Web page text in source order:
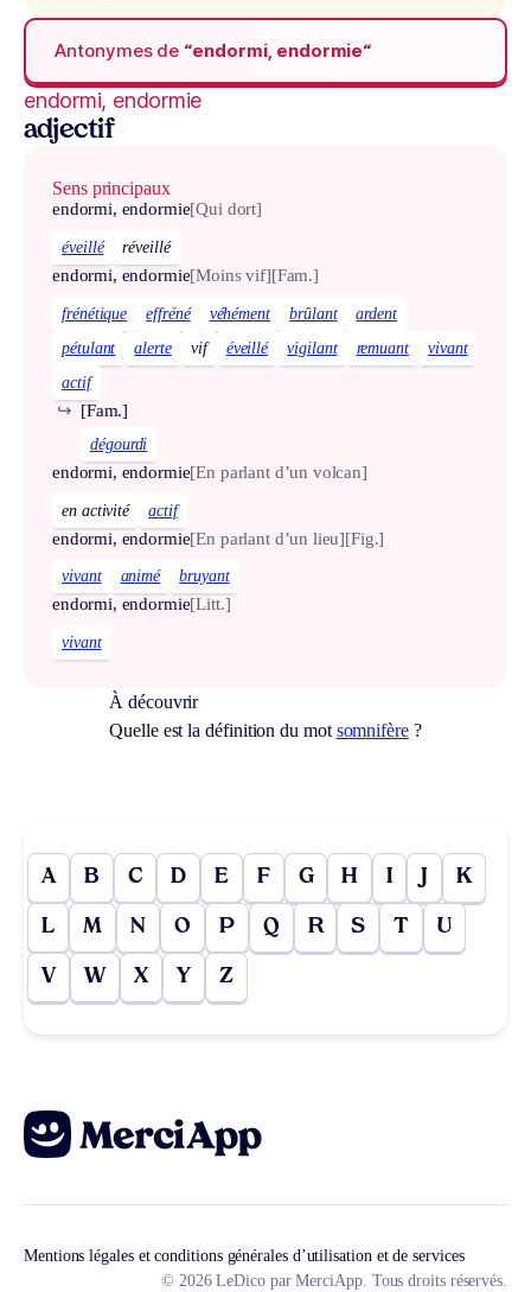
Antonymes de “endormi, endormie“
endormi, endormie
adjectif
Sens principaux
endormi, endormie[Qui dort]
éveillé réveillé
endormi, endormie[Moins vif][Fam.]
frénétique effréné véhément brûlant
ardent
pétulant
alerte vif éveillé vigilant remuant
vivant
actif
[Fam.]
↪
dégourdi
endormi, endormie[En parlant d’un volcan]
en activité actif
endormi, endormie[En parlant d’un lieu][Fig.]
vivant animé bruyant
endormi, endormie[Litt.]
vivant
À découvrir
Quelle est la définition du mot somnifère?
A B C D E F G H I J K
L M N O P Q R S T U
V W X Y Z
Mentions légales et conditions générales d’utilisation et de services
© 2026 LeDico par MerciApp. Tous droits réservés.